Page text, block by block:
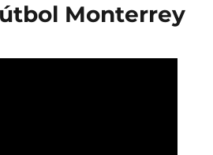
Monterrey